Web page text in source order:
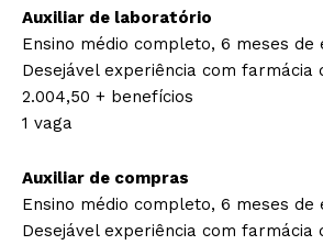
Auxiliar de laboratório
Ensino médio completo, 6 meses de
Desejável experiência com farmácia
2.004,50 + benefícios
1 vaga
Auxiliar de compras
Ensino médio completo, 6 meses de
Desejável experiência com farmácia